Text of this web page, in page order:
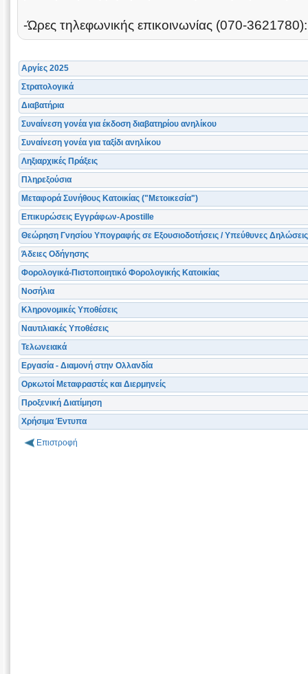
-Ώρες τηλεφωνικής επικοινωνίας (070-
Αργίες 2025
Στρατολογικά
Διαβατήρια
Συναίνεση γονέα για έκδοση διαβατηρίου ανηλίκου
Συναίνεση γονέα για ταξίδι ανηλίκου
Ληξιαρχικές Πράξεις
Πληρεξούσια
Μεταφορά Συνήθους Κατοικίας ("Μετοικεσία")
Επικυρώσεις Εγγράφων-Apostille
Θεώρηση Γνησίου Υπογραφής σε Εξουσιοδοτήσεις / Υπεύθυνες Δηλώσεις
Άδειες Οδήγησης
Φορολογικά-Πιστοποιητικό Φορολογικής Κατοικίας
Νοσήλια
Κληρονομικές Υποθέσεις
Ναυτιλιακές Υποθέσεις
Τελωνειακά
Εργασία - Διαμονή στην Ολλανδία
Ορκωτοί Μεταφραστές και Διερμηνείς
Προξενική Διατίμηση
Χρήσιμα Έντυπα
Επιστροφή